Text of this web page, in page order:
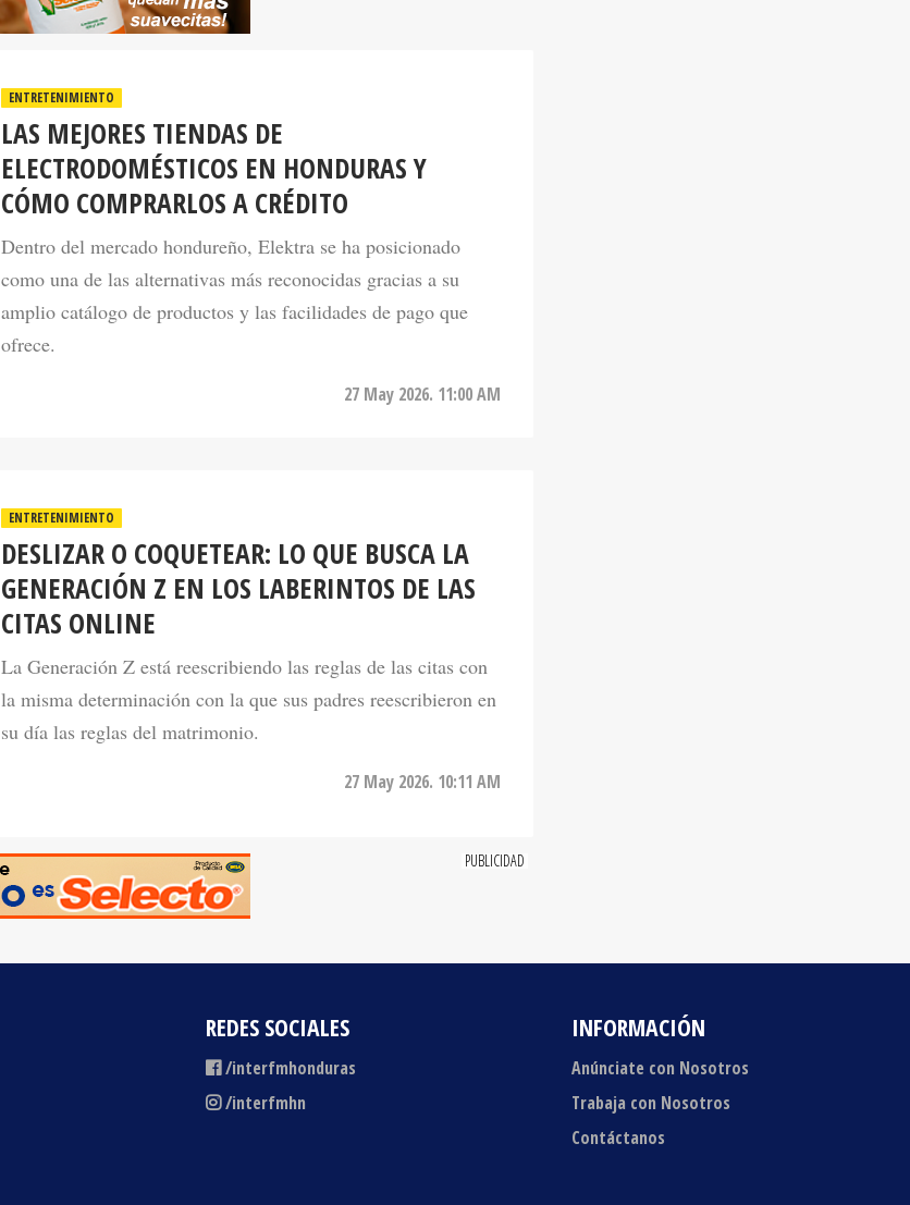
LAS MEJORES TIENDAS DE
ELECTRODOMÉSTICOS EN HONDURAS Y
CÓMO COMPRARLOS A CRÉDITO
Dentro del mercado hondureño, Elektra se ha posicionado
como una de las alternativas más reconocidas gracias a su
amplio catálogo de productos y las facilidades de pago que
ofrece.
DESLIZAR O COQUETEAR: LO QUE BUSCA LA
GENERACIÓN Z EN LOS LABERINTOS DE LAS
CITAS ONLINE
La Generación Z está reescribiendo las reglas de las citas con
la misma determinación con la que sus padres reescribieron en
su día las reglas del matrimonio.
REDES SOCIALES
/interfmhonduras
/interfmhn
INFORMACIÓN
Anúnciate con Nosotros
Trabaja con Nosotros
Contáctanos